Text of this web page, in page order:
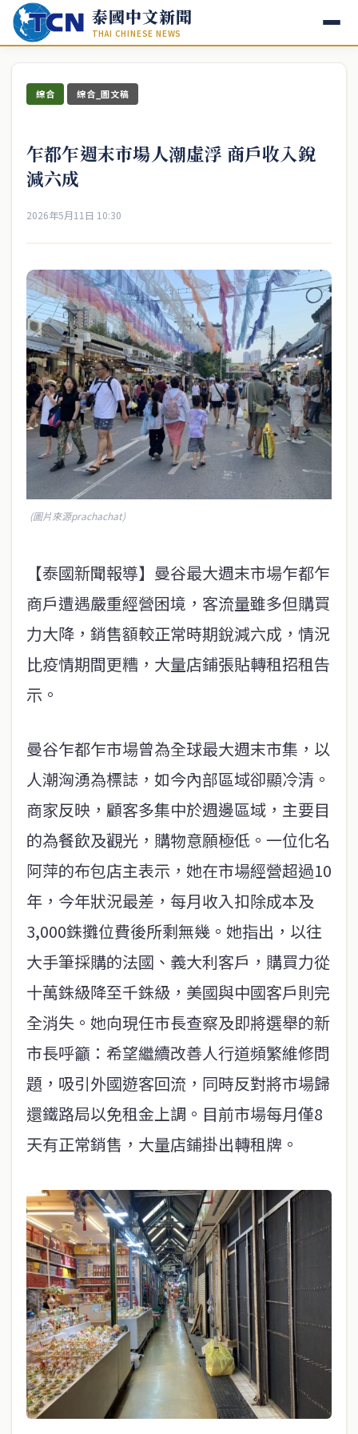
泰國中文新聞
THAI CHINESE NEWS
綜合 綜合_圖文稿
乍都乍週末市場人潮虛浮 商戶收入銳
減六成
2026年5月11日 10:30
(圖片來源prachachat)
【泰國新聞報導】曼谷最大週末市場乍都乍
商戶遭遇嚴重經營困境，客流量雖多但購買
力大降，銷售額較正常時期銳減六成，情況
比疫情期間更糟，大量店鋪張貼轉租招租告
示。
曼谷乍都乍市場曾為全球最大週末市集，以
人潮洶湧為標誌，如今內部區域卻顯冷清。
商家反映，顧客多集中於週邊區域，主要目
的為餐飲及觀光，購物意願極低。一位化名
阿萍的布包店主表示，她在市場經營超過10
年，今年狀況最差，每月收入扣除成本及
3,000銖攤位費後所剩無幾。她指出，以往
大手筆採購的法國、義大利客戶，購買力從
十萬銖級降至千銖級，美國與中國客戶則完
全消失。她向現任市長查察及即將選舉的新
市長呼籲：希望繼續改善人行道頻繁維修問
題，吸引外國遊客回流，同時反對將市場歸
還鐵路局以免租金上調。目前市場每月僅8
天有正常銷售，大量店鋪掛出轉租牌。